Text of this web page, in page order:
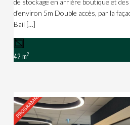
d’environ 5m Double accès, par la
Bail […]
42 m2